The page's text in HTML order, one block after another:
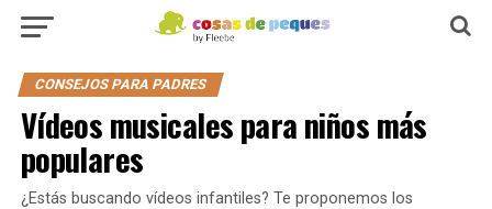
CONSEJOS PARA PADRES
Vídeos musicales para niños más
populares
¿Estás buscando vídeos infantiles? Te proponemos los